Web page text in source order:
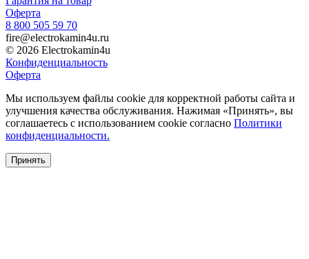
Оферта
8 800 505 59 70
fire@electrokamin4u.ru
© 2026 Electrokamin4u
Конфиденциальность
Оферта
Мы используем файлы cookie для корректной работы сайта и
улучшения качества обслуживания. Нажимая «Принять», вы
соглашаетесь с использованием cookie согласно Политики
конфиденциальности.
Принять